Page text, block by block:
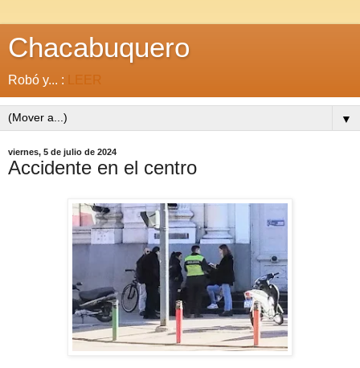
Chacabuquero
Robó y... : LEER
▼
viernes, 5 de julio de 2024
Accidente en el centro